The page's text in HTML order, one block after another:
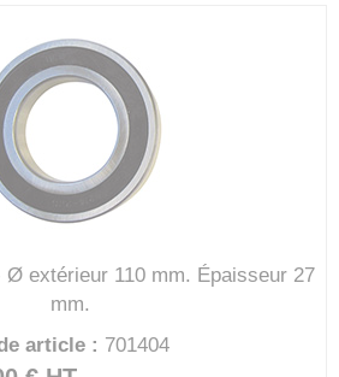
extérieur 110 mm. Épaisseur 27
mm.
article : 701404